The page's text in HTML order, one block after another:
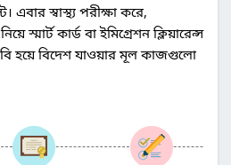
এবার স্বাস্থ্য পরীক্ষা করে,
স্মার্ট কার্ড বা ইমিগ্রেশন ক্লিয়ারেন্স
হয়ে বিদেশ যাওয়ার মূল কাজগুলো